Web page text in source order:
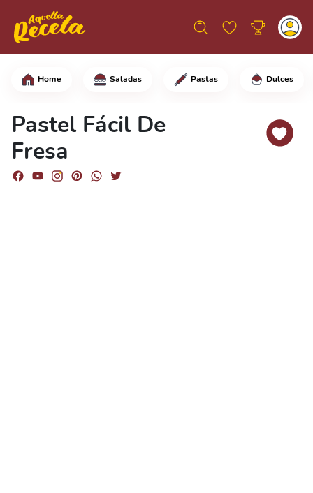
Home Saladas Pastas Dulces
Pastel Fácil De
Fresa
Comience agregando en una